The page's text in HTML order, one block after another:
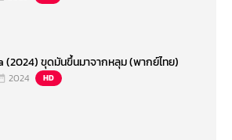
(2024) ขุดมันขึ้นมาจากหลุม (พากย์ไทย)
2024 HD